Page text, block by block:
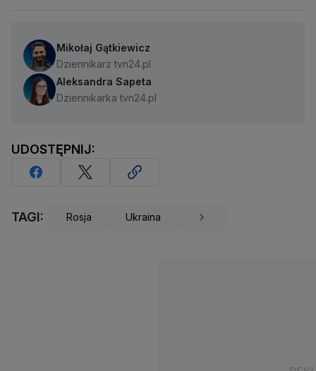
Mikołaj Gątkiewicz
Dziennikarz tvn24.pl
Aleksandra Sapeta
Dziennikarka tvn24.pl
UDOSTĘPNIJ:
TAGI: Rosja Ukraina